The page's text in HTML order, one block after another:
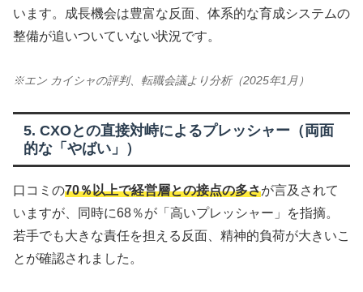
います。成長機会は豊富な反面、体系的な育成システムの
整備が追いついていない状況です。
※エン カイシャの評判、転職会議より分析（2025年1月）
5. CXOとの直接対峙によるプレッシャー（両面
的な「やばい」）
口コミの70％以上で経営層との接点の多さが言及されて
いますが、同時に68％が「高いプレッシャー」を指摘。
若手でも大きな責任を担える反面、精神的負荷が大きいこ
とが確認されました。